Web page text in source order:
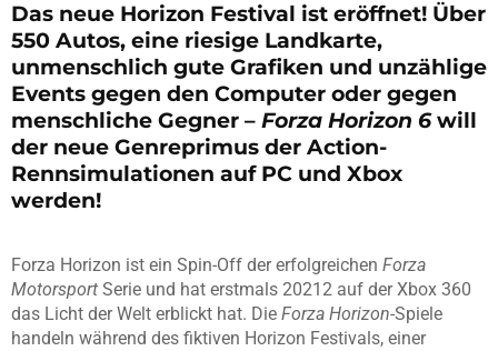
Das neue Horizon Festival ist eröffnet! Über
550 Autos, eine riesige Landkarte,
unmenschlich gute Grafiken und unzählige
Events gegen den Computer oder gegen
menschliche Gegner – Forza Horizon 6will
der neue Genreprimus der Action-
Rennsimulationen auf PC und Xbox
werden!
Forza Horizon ist ein Spin-Off der erfolgreichen Forza
Motorsport Serie und hat erstmals 20212 auf der Xbox 360
das Licht der Welt erblickt hat. Die Forza Horizon-Spiele
handeln während des fiktiven Horizon Festivals, einer